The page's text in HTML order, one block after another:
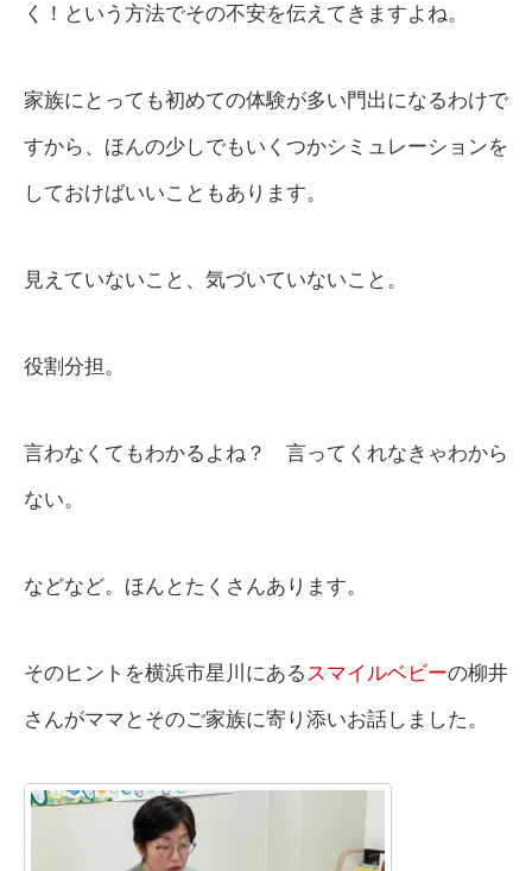
く！という方法でその不安を伝えてきますよね。
家族にとっても初めての体験が多い門出になるわけで
すから、ほんの少しでもいくつかシミュレーションを
しておけばいいこともあります。
見えていないこと、気づいていないこと。
役割分担。
言わなくてもわかるよね？ 言ってくれなきゃわから
ない。
などなど。ほんとたくさんあります。
そのヒントを横浜市星川にある スマイルベビーの柳井
さんがママとそのご家族に寄り添いお話しました。